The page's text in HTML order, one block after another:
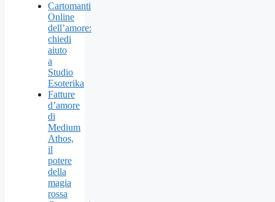
Cartomanti
Online
dell’amore:
chiedi
aiuto
a
Studio
Esoterika
Fatture
d’amore
di
Medium
Athos,
il
potere
della
magia
rossa